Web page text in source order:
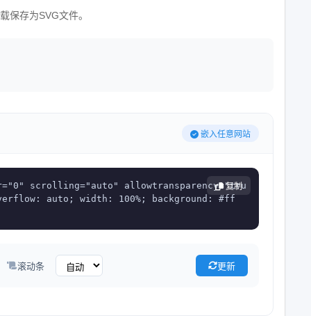
保存为SVG文件。
嵌入任意网站
scrolling="auto" allowtransparency="tru
auto; width: 100%; background: #ff
复制
滚动条 更新